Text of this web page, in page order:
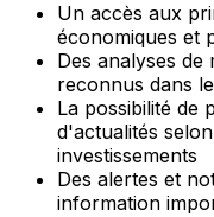
Un accès aux
économiques et
Des analyses de
reconnus dans
La possibilité de
d'actualités
investissements
Des alertes et
information